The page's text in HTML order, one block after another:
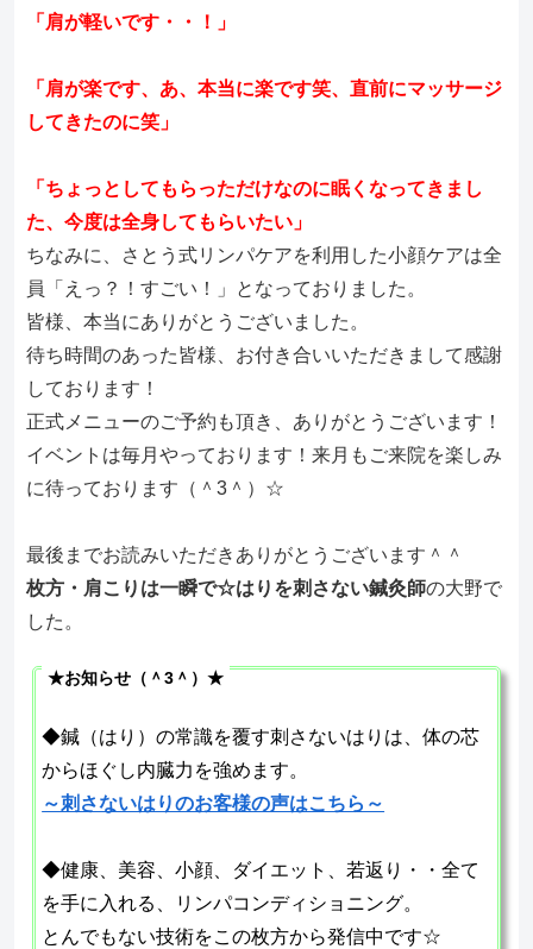
「肩が軽いです・・！」
「肩が楽です、あ、本当に楽です笑、直前にマッサージ
してきたのに笑」
「ちょっとしてもらっただけなのに眠くなってきまし
た、今度は全身してもらいたい」
ちなみに、さとう式リンパケアを利用した小顔ケアは全
員「えっ？！すごい！」となっておりました。
皆様、本当にありがとうございました。
待ち時間のあった皆様、お付き合いいただきまして感謝
しております！
正式メニューのご予約も頂き、ありがとうございます！
イベントは毎月やっております！来月もご来院を楽しみ
に待っております（＾3＾）☆
最後までお読みいただきありがとうございます＾＾
枚方・肩こりは一瞬で☆はりを刺さない鍼灸師の大野で
した。
★お知らせ（＾3＾）★
◆鍼（はり）の常識を覆す刺さないはりは、体の芯
からほぐし内臓力を強めます。
～刺さないはりのお客様の声はこちら～
◆健康、美容、小顔、ダイエット、若返り・・全て
を手に入れる、リンパコンディショニング。
とんでもない技術をこの枚方から発信中です☆